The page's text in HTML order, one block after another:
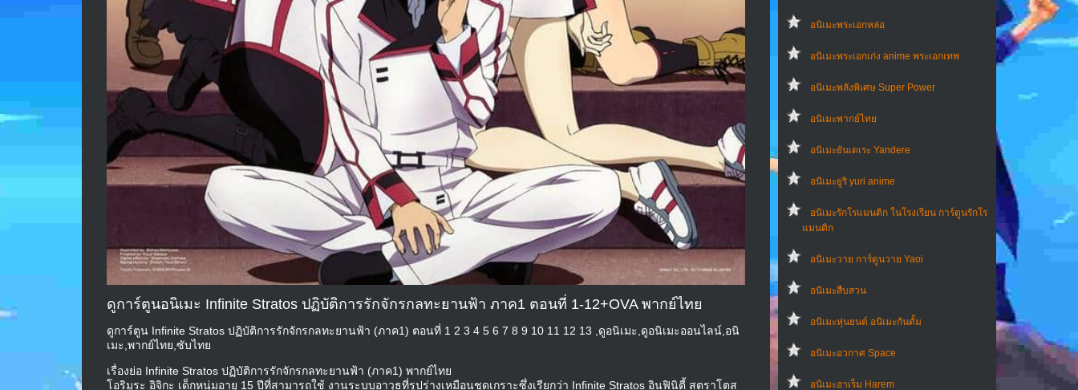
อนิเมะพระเอกหล่อ
อนิเมะพระเอกเก่ง anime พระเอกเทพ
อนิเมะพลังพิเศษ Super Power
อนิเมะพากย์ไทย
อนิเมะยันเดเระ Yandere
อนิเมะยูริ yuri anime
อนิเมะรักโรแมนติก ในโรงเรียน การ์ตูนรักโร
แมนติก
อนิเมะวาย การ์ตูนวาย Yaoi
อนิเมะสืบสวน
อนิเมะหุ่นยนต์ อนิเมะกันดั้ม
อนิเมะอวกาศ Space
อนิเมะฮาเร็ม Harem
ดูการ์ตูนอนิเมะ Infinite Stratos ปฏิบัติการรักจักรกลทะยานฟ้า ภาค1 ตอนที่ 1-12+OVA พากย์ไทย
ดูการ์ตูน Infinite Stratos ปฏิบัติการรักจักรกลทะยานฟ้า (ภาค1) ตอนที่ 1 2 3 4 5 6 7 8 9 10 11 12 13 ,ดูอนิเมะ,ดูอนิเมะออนไลน์,อนิ
เมะ,พากย์ไทย,ซับไทย
เรื่องย่อ Infinite Stratos ปฏิบัติการรักจักรกลทะยานฟ้า (ภาค1) พากย์ไทย
โอริมูระ อิจิกะ เด็กหนุ่มอายุ 15 ปีที่สามารถใช้ งานระบบอาวุธที่รูปร่างเหมือนชุดเกราะซึ่งเรียกว่า Infinite Stratos อินฟินิตี้ สตราโตส